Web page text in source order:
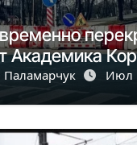
Академика
Паламарчук Июл